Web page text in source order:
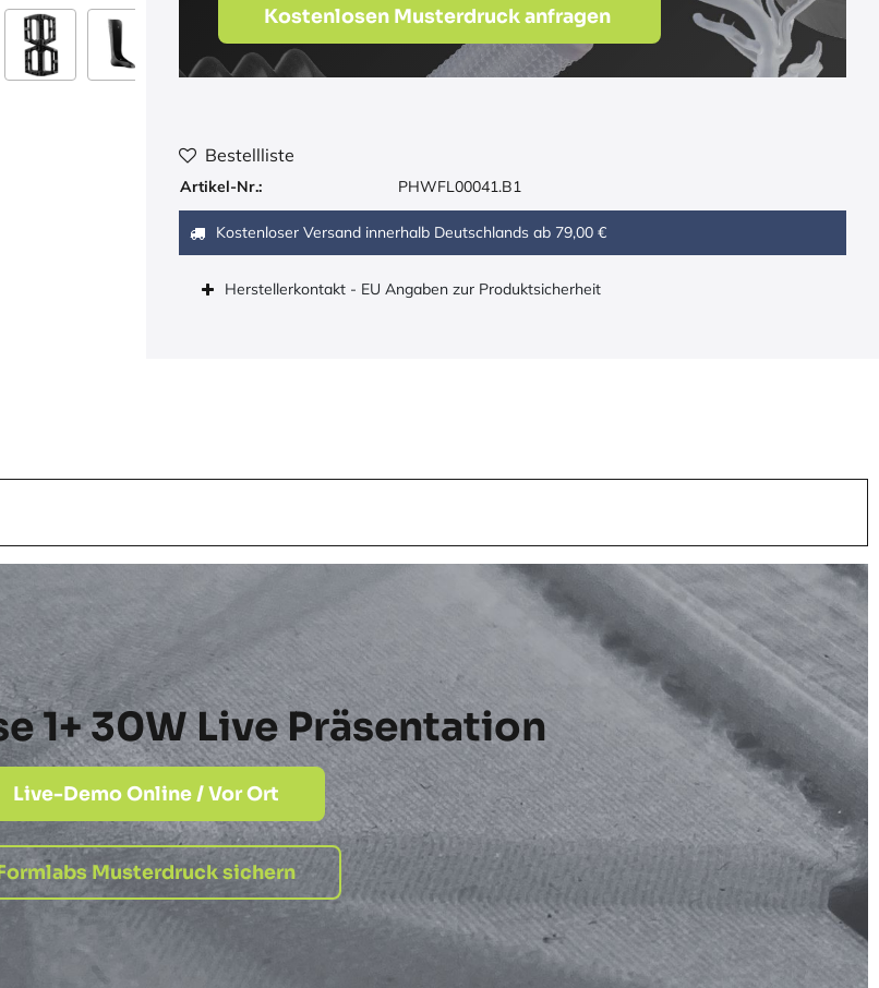
Kostenlosen Musterdruck anfragen
Bestellliste
Artikel-Nr.: PHWFL00041.B1
Kostenloser Versand innerhalb Deutschlands ab 79,00 €
Herstellerkontakt - EU Angaben zur Produktsicherheit
1+ 30W Live Präsentation
Live-Demo Online / Vor Ort
Musterdruck sichern